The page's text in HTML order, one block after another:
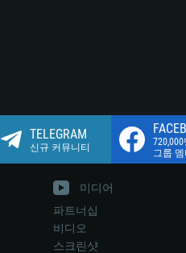
TELEGRAM
신규 커뮤니티
그룹 멤
미디어
파트너십
비디오
스크린샷